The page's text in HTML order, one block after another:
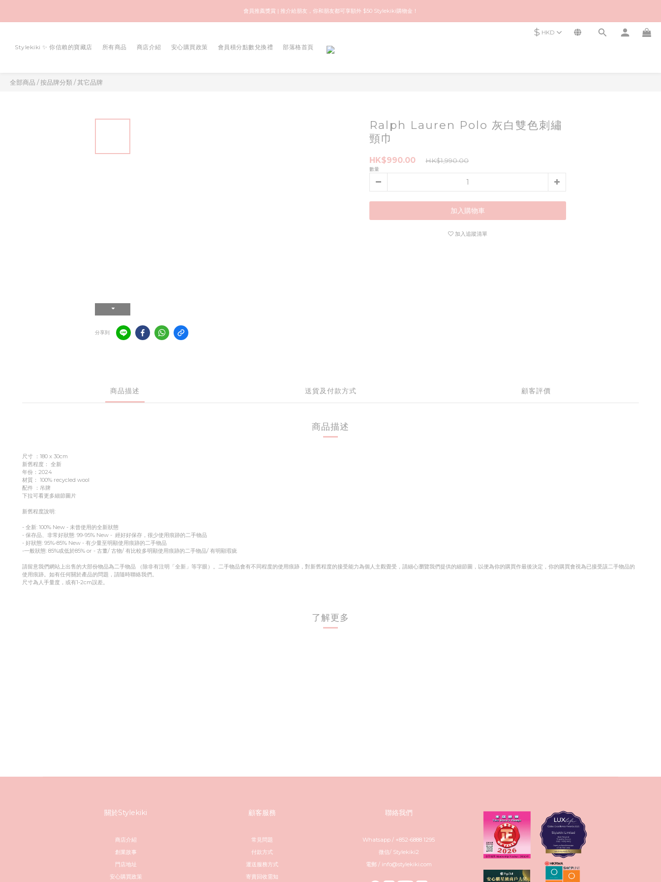
歡迎來到快樂的尋寶之旅！你可信賴的名牌中古店！優質保健美容產品推薦！
會員推薦獎賞 | 推介給朋友，你和朋友都可享額外 $50 Stylekiki購物金！
$ HKD
Stylekiki ✨ 你信賴的寶藏店 所有商品 商店介紹 安心購買政策 會員積分點數兌換禮 部落格首頁
全部商品 /按品牌分類/其它品牌
分享到
Ralph Lauren Polo 灰白雙色刺繡
頸巾
HK$990.00 HK$1,990.00
數量
加入購物車
加入追蹤清單
商品描述 送貨及付款方式 顧客評價
商品描述
尺寸 ：180 x 30cm
新舊程度： 全新
年份：2024
材質： 100% recycled wool
配件 ：吊牌
下拉可看更多細節圖片
新舊程度說明:
- 全新: 100% New - 未曾使用的全新狀態
- 保存品、非常好狀態: 99-95% New - 經好好保存，很少使用痕跡的二手物品
- 好狀態: 95%-85% New - 有少量至明顯使用痕跡的二手物品
-一般狀態: 85%或低於85% or - 古董/ 古物/ 有比較多明顯使用痕跡的二手物品/ 有明顯瑕疵
請留意我們網站上出售的大部份物品為二手物品 （除非有注明「全新」等字眼）。二手物品會有不同程度的使用痕跡，對新舊程度的接受能力為個人主觀覺受，請細心瀏覽我們提供的細節圖，以便為你的購買作最後決定，你的購買會視為已接受該二手物品的
使用痕跡。如有任何關於產品的問題，請隨時聯絡我們。
尺寸為人手量度，或有1-2cm誤差。
了解更多
關於Stylekiki
商店介紹
創業故事
門店地址
安心購買政策
顧客服務
常見問題
付款方式
運送服務方式
寄賣回收需知
聯絡我們
Whatsapp / +852-6888 1295
微信/ Stylekiki2
電郵 / info@stylekiki.com